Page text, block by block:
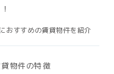
おすすめの賃貸物件を紹介
物件の特徴